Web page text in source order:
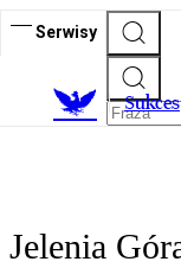
Serwisy
Sukces
Jelenia